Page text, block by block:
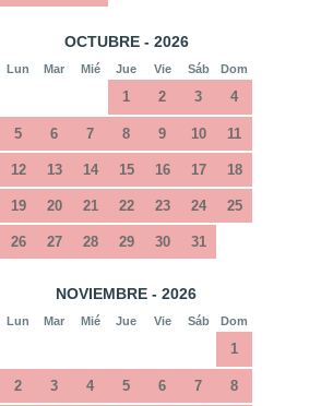
OCTUBRE - 2026
Lun Mar Mié Jue Vie Sáb Dom
1 2 3 4
5 6 7 8 9 10 11
12 13 14 15 16 17 18
19 20 21 22 23 24 25
26 27 28 29 30 31
NOVIEMBRE - 2026
Lun Mar Mié Jue Vie Sáb Dom
1
2 3 4 5 6 7 8